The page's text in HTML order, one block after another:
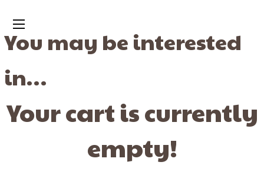
You may be interested
in…
Your cart is currently
empty!